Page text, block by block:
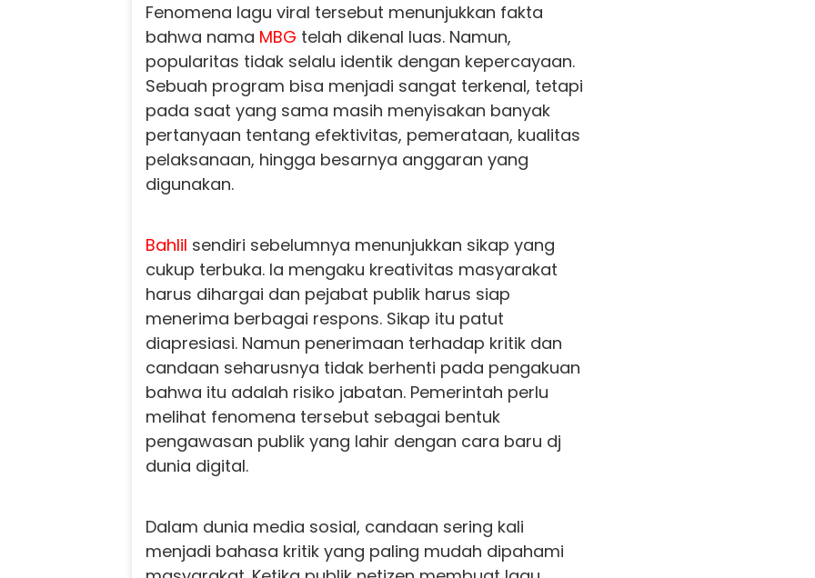
Fenomena lagu viral tersebut menunjukkan fakta
bahwa nama MBG telah dikenal luas. Namun,
popularitas tidak selalu identik dengan kepercayaan.
Sebuah program bisa menjadi sangat terkenal, tetapi
pada saat yang sama masih menyisakan banyak
pertanyaan tentang efektivitas, pemerataan, kualitas
pelaksanaan, hingga besarnya anggaran yang
digunakan.
Bahlil sendiri sebelumnya menunjukkan sikap yang
cukup terbuka. Ia mengaku kreativitas masyarakat
harus dihargai dan pejabat publik harus siap
menerima berbagai respons. Sikap itu patut
diapresiasi. Namun penerimaan terhadap kritik dan
candaan seharusnya tidak berhenti pada pengakuan
bahwa itu adalah risiko jabatan. Pemerintah perlu
melihat fenomena tersebut sebagai bentuk
pengawasan publik yang lahir dengan cara baru dj
dunia digital.
Dalam dunia media sosial, candaan sering kali
menjadi bahasa kritik yang paling mudah dipahami